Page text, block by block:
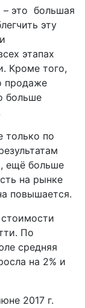
это большая
эту
этапах
Кроме того,
продаже
больше
только по
ещё больше
на рынке
повышается.
По
средняя
на 2% и
2017 г.